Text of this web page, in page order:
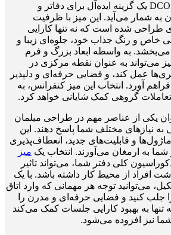
میز کنفرانس مدل DCO2500 یک گزینه ایده‌آل برای دفاتر و
به شمار می‌آید. این میز با ظرفیت
گونه‌ای طراحی شده است که نه تنها کارایی
خاص و رنگ جذاب خود، جلوه‌ای زیبا و
به واسطه ابعاد بزرگ و فرم
می‌تواند به عنوان نقطه مرکزی در
عمل کند، و فضایی حرفه‌ای و دلپذیر
آورد. انتخاب این میز کنفرانس، به
گروهی کمک شایانی خواهد کرد.
یکی از عناصر مهم در طراحی مبلمان
به نیازهای مختلف شما پاسخ دهند. این
و قابلیت‌های جدید، انعطاف‌پذیری
شما به ارمغان می‌آورند. انتخاب یک میز
کلی دفتر شما، می‌تواند تاثیر
افراد از محیط کار داشته باشد. با یک
می‌توانید توجه هر مهمانی که وارد اتاق
کنید و فضایی حرفه‌ای و مدرن را
نه تنها به بهبود کارایی جلسات کمک می‌کند
نیز افزوده می‌شود.